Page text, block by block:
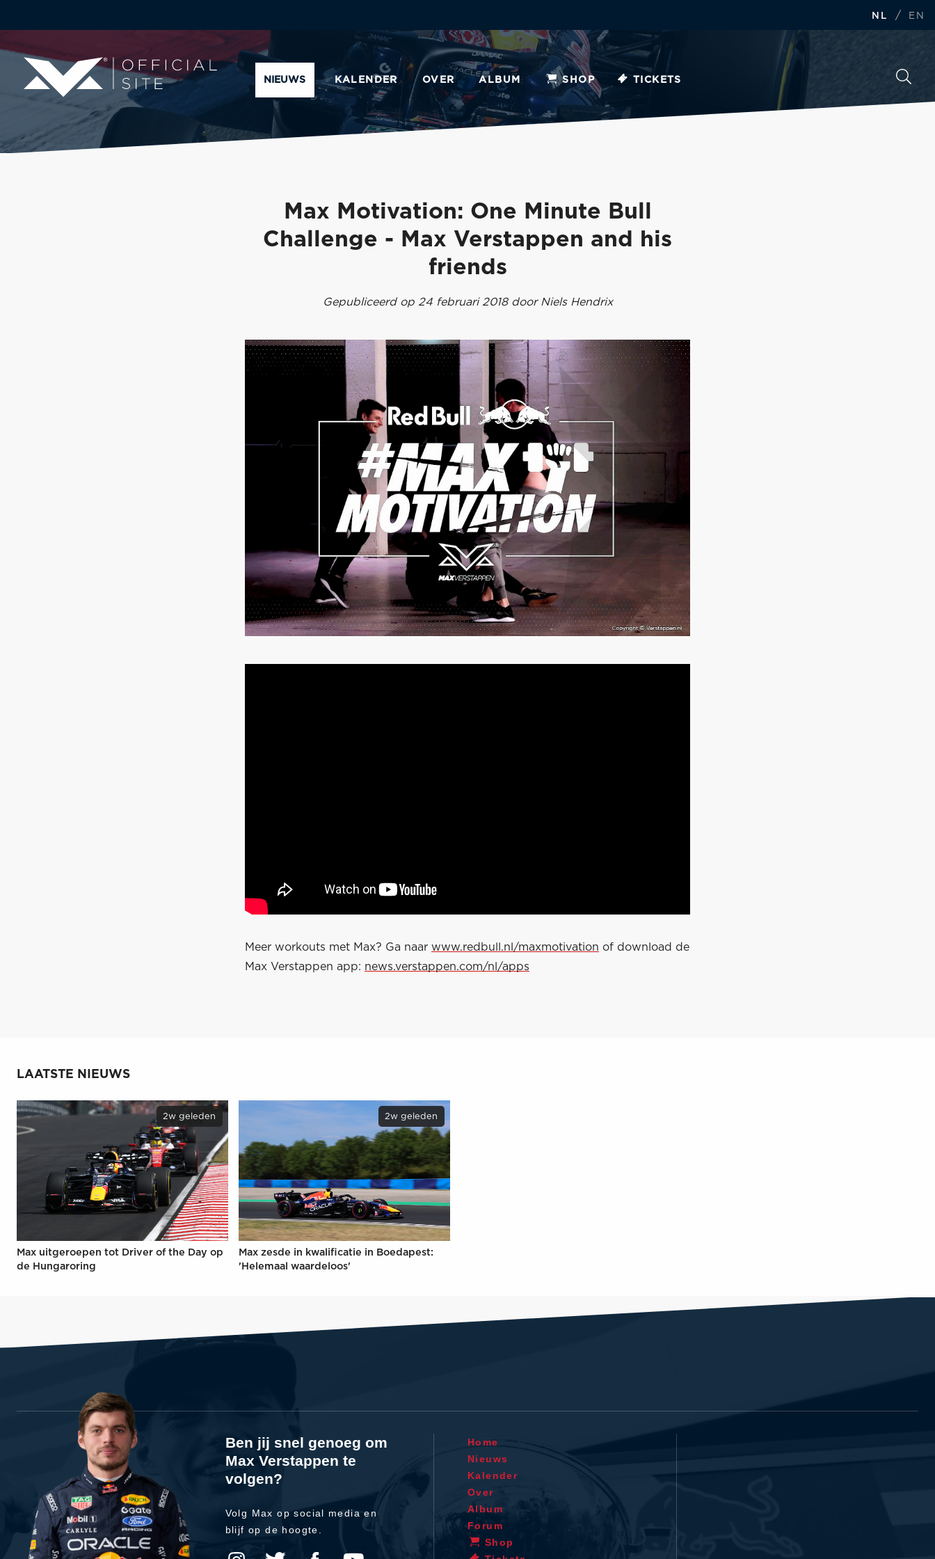
NL / EN
NIEUWS KALENDER OVER ALBUM SHOP TICKETS
Max Motivation: One Minute Bull
Challenge - Max Verstappen and his
friends
Gepubliceerd op 24 februari 2018 door Niels Hendrix
Meer workouts met Max? Ga naar www.redbull.nl/maxmotivation of download de
Max Verstappen app: news.verstappen.com/nl/apps
LAATSTE NIEUWS
2w geleden
Max uitgeroepen tot Driver of the Day op
de Hungaroring
2w geleden
Max zesde in kwalificatie in Boedapest:
'Helemaal waardeloos'
Ben jij snel genoeg om
Max Verstappen te
volgen?
Volg Max op social media en
blijf op de hoogte.
Home
Nieuws
Kalender
Over
Album
Forum
Shop